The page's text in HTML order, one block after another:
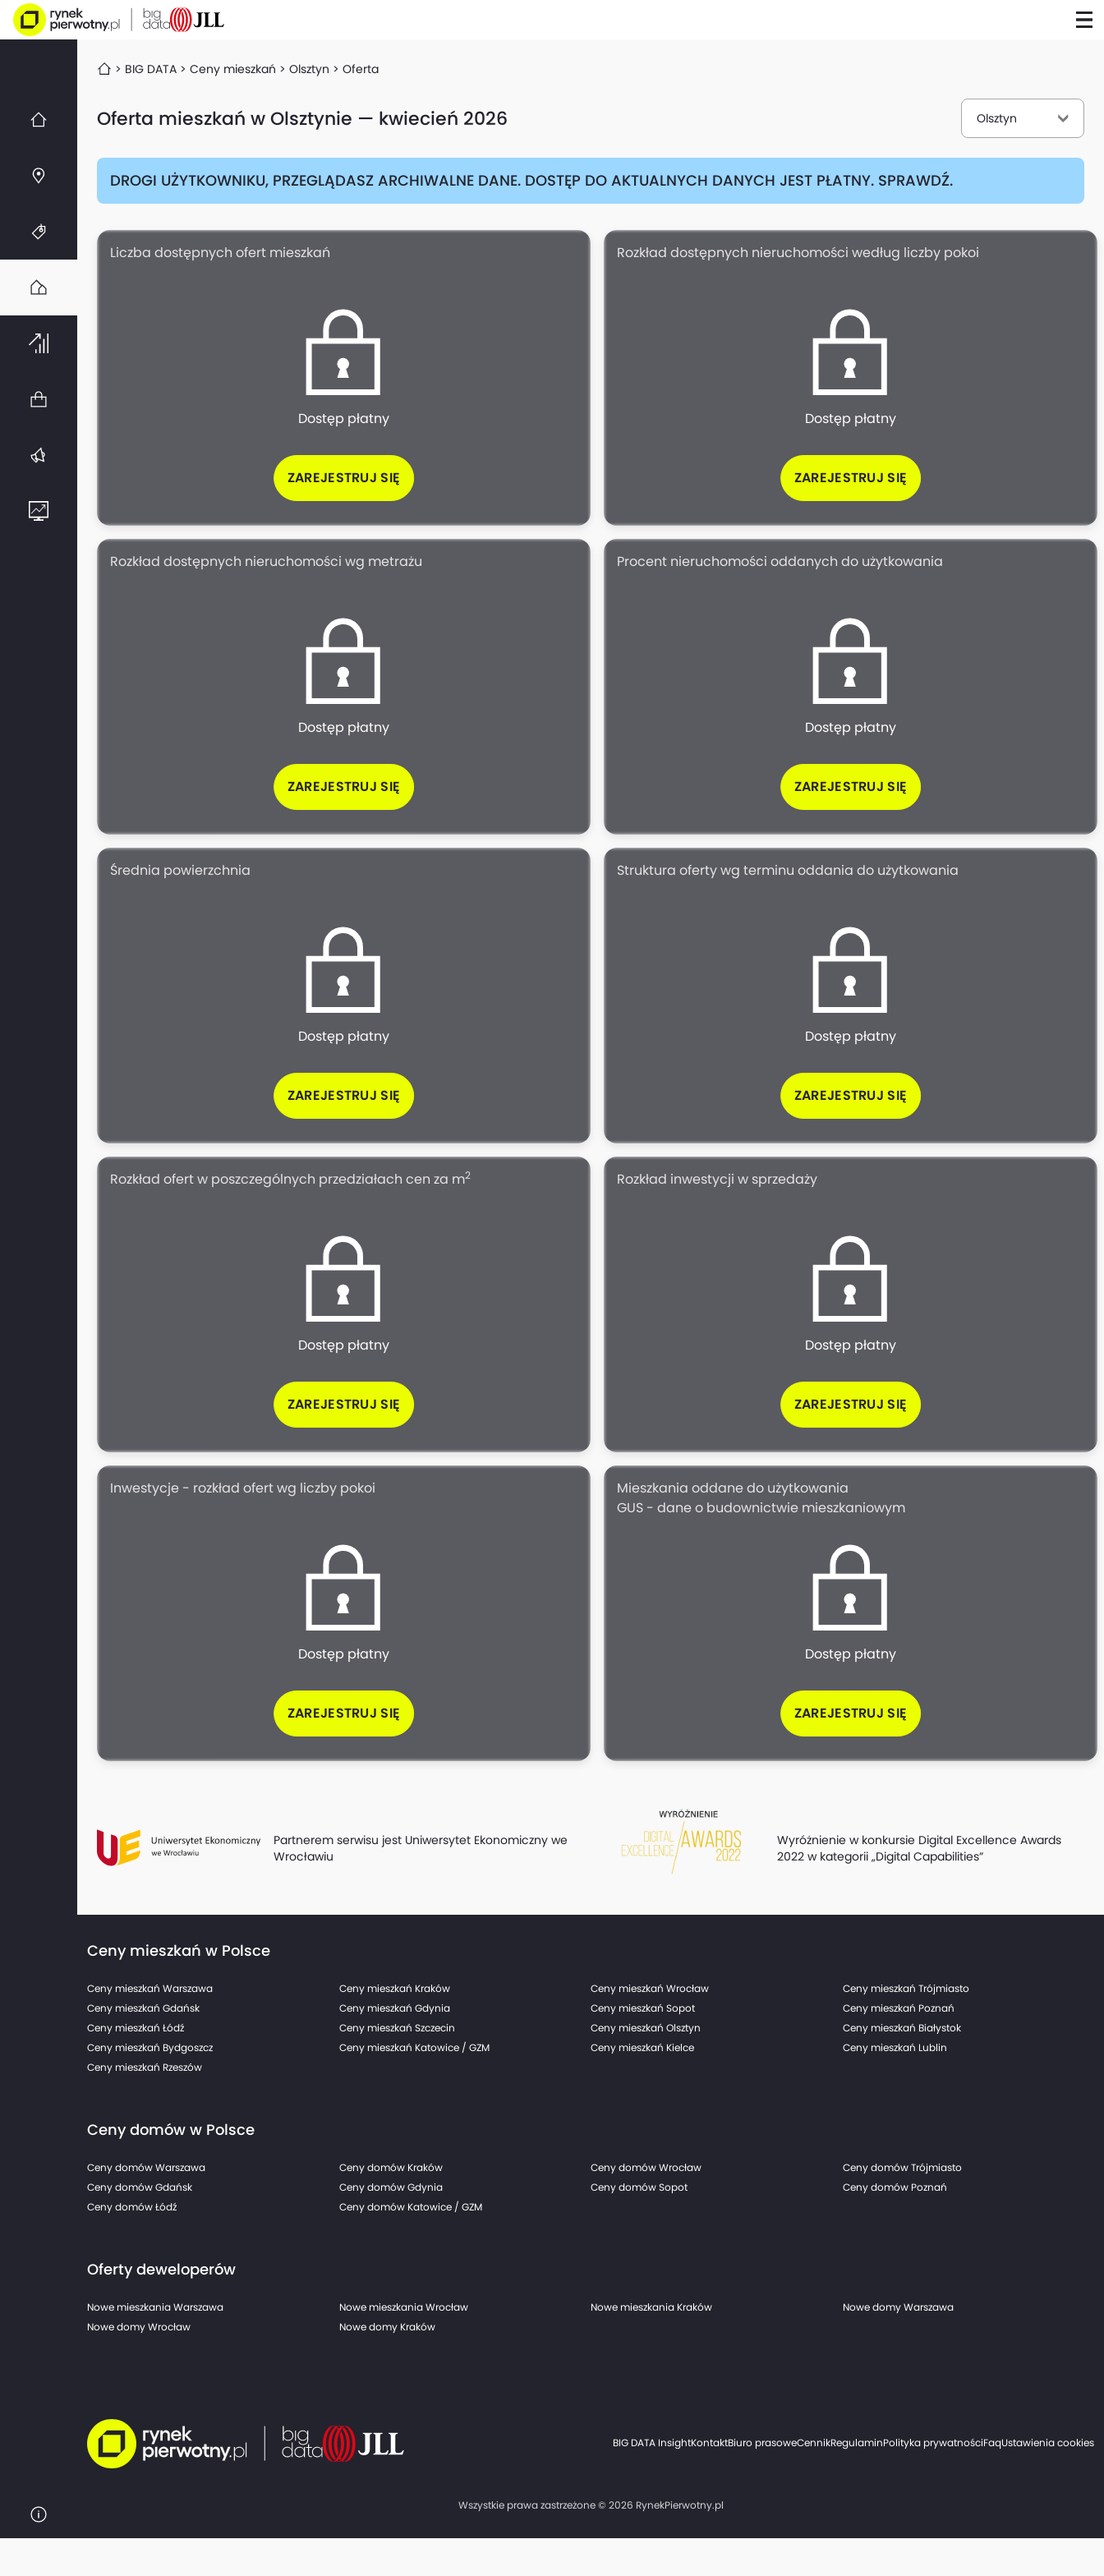
BIG DATA Ceny mieszkań Olsztyn Oferta
Oferta mieszkań w Olsztynie — kwiecień 2026 Olsztyn
DROGI UŻYTKOWNIKU, PRZEGLĄDASZ ARCHIWALNE DANE. DOSTĘP DO AKTUALNYCH DANYCH JEST PŁATNY. SPRAWDŹ.
Liczba dostępnych ofert mieszkań
Dostęp płatny
ZAREJESTRUJ SIĘ
Rozkład dostępnych nieruchomości według liczby pokoi
Dostęp płatny
ZAREJESTRUJ SIĘ
Rozkład dostępnych nieruchomości wg metrażu
Dostęp płatny
ZAREJESTRUJ SIĘ
Procent nieruchomości oddanych do użytkowania
Dostęp płatny
ZAREJESTRUJ SIĘ
Średnia powierzchnia
Dostęp płatny
ZAREJESTRUJ SIĘ
Struktura oferty wg terminu oddania do użytkowania
Dostęp płatny
ZAREJESTRUJ SIĘ
Rozkład ofert w poszczególnych przedziałach cen za m2
Dostęp płatny
ZAREJESTRUJ SIĘ
Rozkład inwestycji w sprzedaży
Dostęp płatny
ZAREJESTRUJ SIĘ
Inwestycje - rozkład ofert wg liczby pokoi
Dostęp płatny
ZAREJESTRUJ SIĘ
Mieszkania oddane do użytkowania
GUS - dane o budownictwie mieszkaniowym
Dostęp płatny
ZAREJESTRUJ SIĘ
Partnerem serwisu jest Uniwersytet Ekonomiczny we
Wrocławiu
Wyróżnienie w konkursie Digital Excellence Awards
2022 w kategorii „Digital Capabilities”
Ceny mieszkań w Polsce
Ceny mieszkań Warszawa Ceny mieszkań Kraków Ceny mieszkań Wrocław
Ceny mieszkań Trójmiasto
Ceny mieszkań Gdańsk
Ceny mieszkań Gdynia Ceny mieszkań Sopot
Ceny mieszkań Poznań
Ceny mieszkań Łódź
Ceny mieszkań Szczecin Ceny mieszkań Olsztyn
Ceny mieszkań Białystok
Ceny mieszkań Bydgoszcz
Ceny mieszkań Katowice / GZM Ceny mieszkań Kielce
Ceny mieszkań Lublin
Ceny mieszkań Rzeszów
Ceny domów w Polsce
Ceny domów Warszawa Ceny domów Kraków Ceny domów Wrocław
Ceny domów Trójmiasto
Ceny domów Gdańsk
Ceny domów Gdynia Ceny domów Sopot
Ceny domów Poznań
Ceny domów Łódź
Ceny domów Katowice / GZM
Oferty deweloperów
Nowe mieszkania Warszawa Nowe mieszkania Wrocław Nowe mieszkania Kraków
Nowe domy Warszawa
Nowe domy Wrocław
Nowe domy Kraków
BIG DATA InsightKontaktBiuro prasoweCennikRegulaminPolityka prywatnościFaqUstawienia cookies
Wszystkie prawa zastrzeżone © 2026 RynekPierwotny.pl